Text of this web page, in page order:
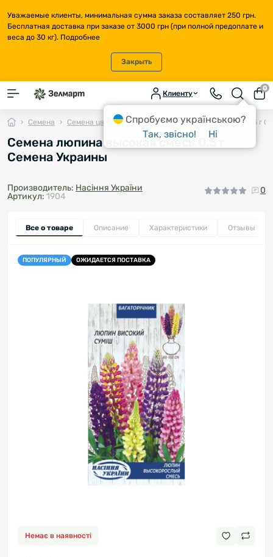
Уважаемые клиенты, минимальная сумма заказа составляет 250 грн.
Бесплатная доставка при заказе от 3000 грн (при полной предоплате и
веса до 30 кг). Подробнее
Закрыть
Клиенту
0
Семена Семена цветов Семена люпина высокая смесь 0,5 г
Семена люпина высокая смесь 0,5 г
Семена Украины
Производитель: Насіння України
Артикул: 1904
0
Все о товаре Описание Характеристики Отзывы
ПОПУЛЯРНЫЙ ОЖИДАЕТСЯ ПОСТАВКА
Немає в наявності
Спробуємо українською?
Так, звісно!
Ні